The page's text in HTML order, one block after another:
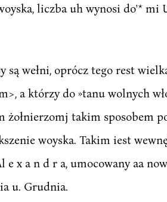
liczba uh wynosi do'* mi
wełni, oprócz tego rest
a którzy do »tanu wolnych
takim sposobem
woyska. Takim iest
x a n d r a, umocowany aa
u. Grudnia.